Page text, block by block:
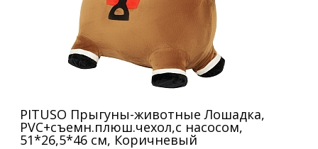
PITUSO Прыгуны-животные Лошадка,
PVC+съемн.плюш.чехол,с насосом,
51*26,5*46 см, Коричневый